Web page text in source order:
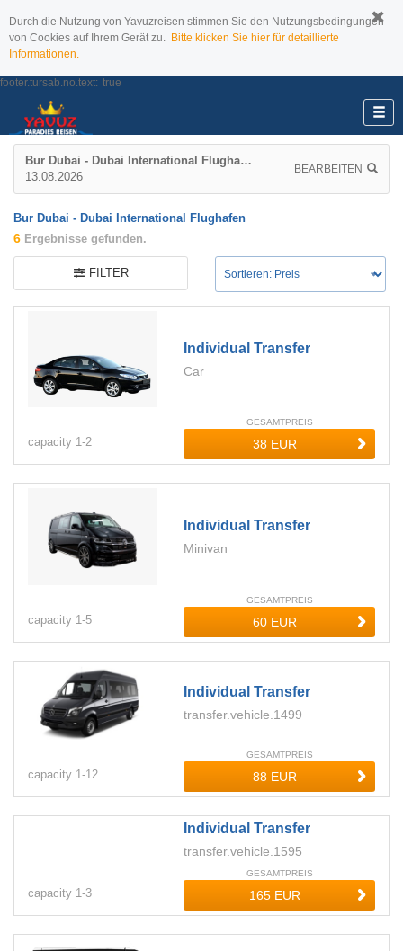
Durch die Nutzung von Yavuzreisen stimmen Sie den Nutzungsbedingungen
von Cookies auf Ihrem Gerät zu. Bitte klicken Sie hier für detaillierte
Informationen.
footer.tursab.no.text: true
Bur Dubai - Dubai International Flughafen
13.08.2026
BEARBEITEN
Bur Dubai - Dubai International Flughafen
6 Ergebnisse gefunden.
FILTER
Individual Transfer
Car
capacity 1-2
GESAMTPREIS
Individual Transfer
Minivan
capacity 1-5
GESAMTPREIS
Individual Transfer
transfer.vehicle.1499
capacity 1-12
GESAMTPREIS
Individual Transfer
transfer.vehicle.1595
capacity 1-3
GESAMTPREIS